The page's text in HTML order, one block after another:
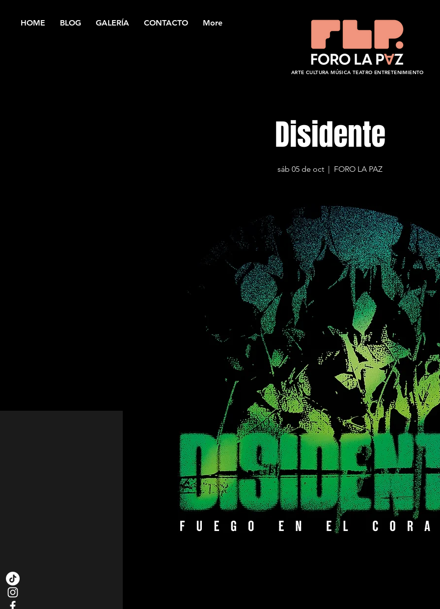
HOME BLOG GALERÍA CONTACTO More
ARTE CULTURA MÚSICA TEATRO ENTRETENIMIENTO
Disidente
sáb 05 de oct
  |
FORO LA PAZ